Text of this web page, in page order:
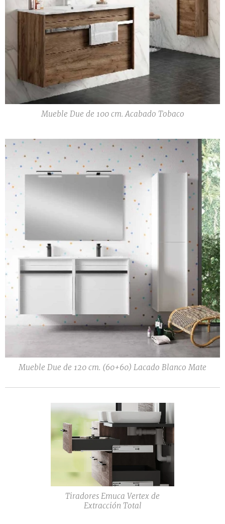
Mueble Due de 100 cm. Acabado Tobaco
Mueble Due de 120 cm. (60+60) Lacado Blanco Mate
Tiradores Emuca Vertex de
Extracción Total